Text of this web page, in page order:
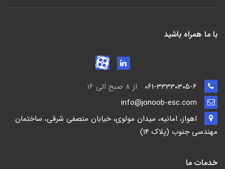
با ما همراه باشید
از 8 صبح الی 16
اهواز، امانیه، میدان مولوی، خیابان منصفی شرقی، ساختمان
مهندسی جنوب (پلاک 14)
خدمات ما